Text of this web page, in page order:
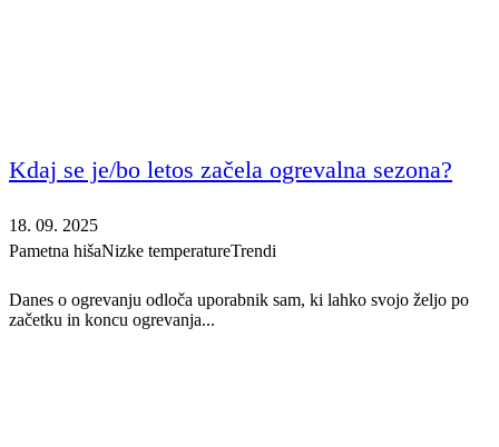
Kdaj se je/bo letos začela ogrevalna sezona?
18. 09. 2025
Pametna hišaNizke temperatureTrendi
Danes o ogrevanju odloča uporabnik sam, ki lahko svojo željo po
začetku in koncu ogrevanja...